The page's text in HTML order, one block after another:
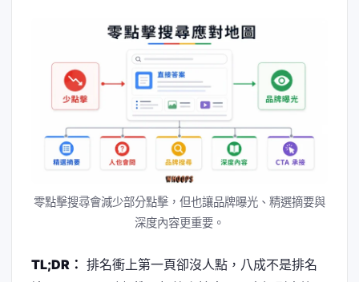
零點擊搜尋會減少部分點擊，但也讓品牌曝光、精選摘要與
深度內容更重要。
TL;DR： 排名衝上第一頁卻沒人點，八成不是排名